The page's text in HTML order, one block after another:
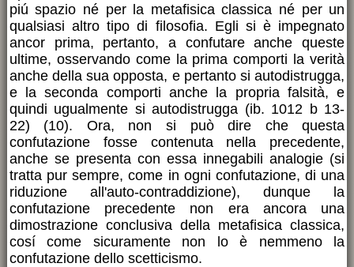
piú spazio né per la metafisica classica né per un
qualsiasi altro tipo di filosofia. Egli si è impegnato
ancor prima, pertanto, a confutare anche queste
ultime, osservando come la prima comporti la verità
anche della sua opposta, e pertanto si autodistrugga,
e la seconda comporti anche la propria falsità, e
quindi ugualmente si autodistrugga (ib. 1012 b 13-
22) (10). Ora, non si può dire che questa
confutazione fosse contenuta nella precedente,
anche se presenta con essa innegabili analogie (si
tratta pur sempre, come in ogni confutazione, di una
riduzione all'auto-contraddizione), dunque la
confutazione precedente non era ancora una
dimostrazione conclusiva della metafisica classica,
cosí come sicuramente non lo è nemmeno la
confutazione dello scetticismo.